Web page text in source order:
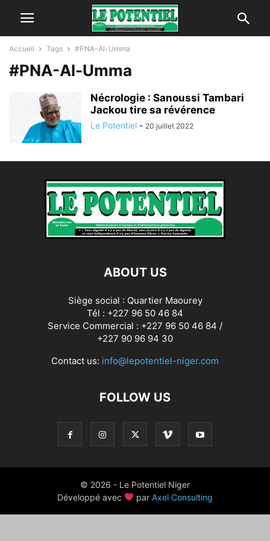
Accueil Tags #PNA-Al-Umma
#PNA-Al-Umma
Nécrologie : Sanoussi Tambari
Jackou tire sa révérence
Le Potentiel - 20 juillet 2022
ABOUT US
Siège social : Quartier Maourey
Tél : +227 96 50 46 84
Service Commercial : +227 96 50 46 84 /
+227 90 96 94 30
Contact us: info@lepotentiel-niger.com
FOLLOW US
© 2026 - Le Potentiel Niger
Développé avec
par Axel Consulting